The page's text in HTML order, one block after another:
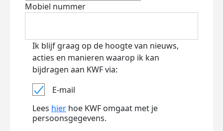
Mobiel nummer
Ik blijf graag op de hoogte van nieuws,
acties en manieren waarop ik kan
bijdragen aan KWF via:
E-mail
Lees hier hoe KWF omgaat met je
persoonsgegevens.